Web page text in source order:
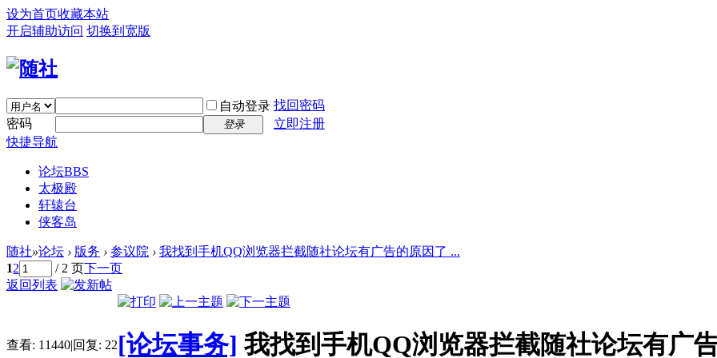
设为首页收藏本站
开启辅助访问 切换到宽版
自动登录 找回密码
密码
登录
立即注册
快捷导航
论坛BBS
太极殿
轩辕台
侠客岛
随社»论坛 › 版务 › 参议院 › 我找到手机QQ浏览器拦截随社论坛有广告的原因了 ...
12 / 2 页下一页
返回列表
查看: 11440|回复: 22[论坛事务] 我找到手机QQ浏览器拦截随社论坛有广